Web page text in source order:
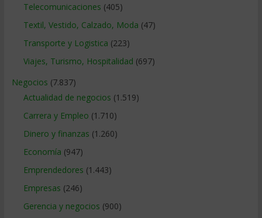
Telecomunicaciones (405)
Textil, Vestido, Calzado, Moda (47)
Transporte y Logistica (223)
Viajes, Turismo, Hospitalidad (697)
Negocios (7.837)
Actualidad de negocios (1.519)
Carrera y Empleo (1.710)
Dinero y finanzas (1.260)
Economía (947)
Emprendedores (1.443)
Empresas (246)
Gerencia y negocios (900)